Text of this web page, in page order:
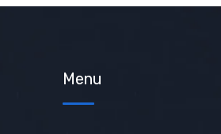
Menu